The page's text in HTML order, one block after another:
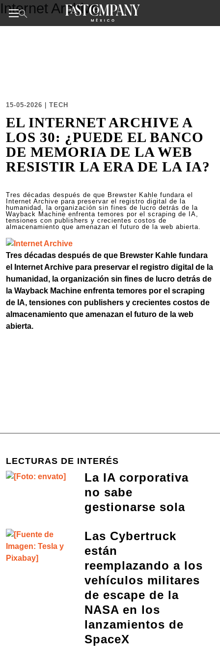
Skip
the
Internet Archive
15-05-2026 TECH
EL INTERNET ARCHIVE A
LOS 30: ¿PUEDE EL BANCO
DE MEMORIA DE LA WEB
RESISTIR LA ERA DE LA IA?
Tres décadas después de que Brewster Kahle fundara el
Internet Archive para preservar el registro digital de la
humanidad, la organización sin fines de lucro detrás de la
Wayback Machine enfrenta temores por el scraping de IA,
tensiones con publishers y crecientes costos de
almacenamiento que amenazan el futuro de la web abierta.
Tres décadas después de que Brewster Kahle fundara
el Internet Archive para preservar el registro digital de la
humanidad, la organización sin fines de lucro detrás de
la Wayback Machine enfrenta temores por el scraping
de IA, tensiones con publishers y crecientes costos de
almacenamiento que amenazan el futuro de la web
abierta.
LECTURAS DE INTERÉS
La IA corporativa
no sabe
gestionarse sola
Las Cybertruck
están
reemplazando a los
vehículos militares
de escape de la
NASA en los
lanzamientos de
SpaceX